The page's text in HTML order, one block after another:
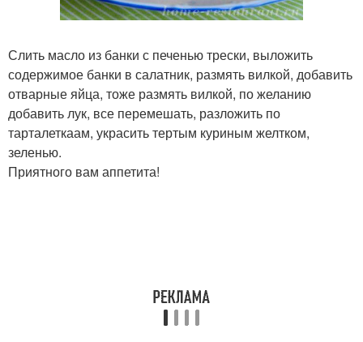
Слить масло из банки с печенью трески, выложить
содержимое банки в салатник, размять вилкой, добавить
отварные яйца, тоже размять вилкой, по желанию
добавить лук, все перемешать, разложить по
тарталеткаам, украсить тертым куриным желтком,
зеленью.
Приятного вам аппетита!